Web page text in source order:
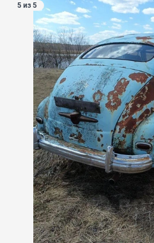
5 из 5